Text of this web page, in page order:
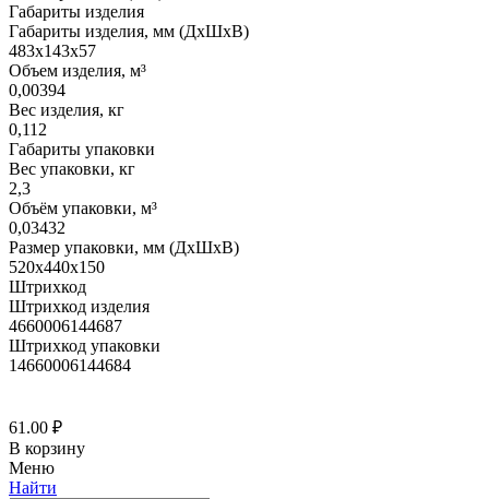
Габариты изделия
Габариты изделия, мм (ДхШхВ)
483х143х57
Объем изделия, м³
0,00394
Вес изделия, кг
0,112
Габариты упаковки
Вес упаковки, кг
2,3
Объём упаковки, м³
0,03432
Размер упаковки, мм (ДхШхВ)
520х440х150
Штрихкод
Штрихкод изделия
4660006144687
Штрихкод упаковки
14660006144684
61.00 ₽
В корзину
Меню
Найти